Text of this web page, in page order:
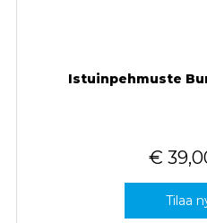
Istuinpehmuste
€
Tilaa